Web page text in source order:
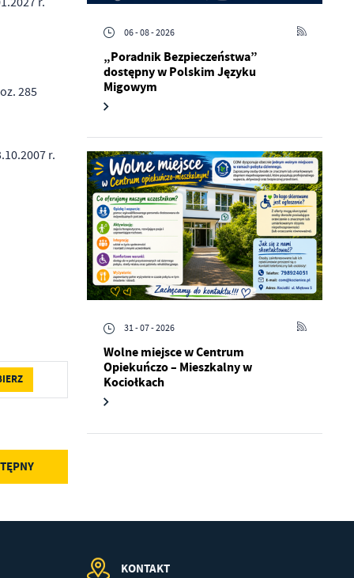
285
r.
06 - 08 - 2026
„Poradnik Bezpieczeństwa”
dostępny w Polskim Języku
Migowym
31 - 07 - 2026
Wolne miejsce w Centrum
Opiekuńczo – Mieszkalny w
Kociołkach
KONTAKT